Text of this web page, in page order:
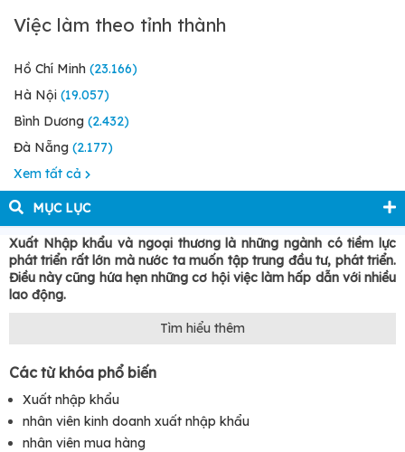
Việc làm theo tỉnh thành
Hồ Chí Minh (23.166)
Hà Nội (19.057)
Bình Dương (2.432)
Đà Nẵng (2.177)
Xem tất cả
MỤC LỤC
Xuất Nhập khẩu và ngoại thương là những ngành có tiềm lực
phát triển rất lớn mà nước ta muốn tập trung đầu tư, phát triển.
Điều này cũng hứa hẹn những cơ hội việc làm hấp dẫn với nhiều
lao động.
1. Tổng quan về ngành Xuất - Nhập
1.1 Định nghĩa
Để hiểu rõ hơn về ngành xuất - nhập khẩu, Ngoại thương chúng
ta sẽ bắt đầu tìm hiểu qua định nghĩa về những ngành này.
Tìm hiểu thêm
Các từ khóa phổ biến
Xuất nhập khẩu
nhân viên kinh doanh xuất nhập khẩu
nhân viên mua hàng